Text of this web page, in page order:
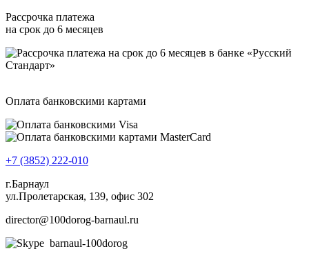
Рассрочка платежа
на срок до 6 месяцев
Оплата банковскими картами
+7 (3852) 222-010
г.Барнаул
ул.Пролетарская, 139, офис 302
director@100dorog-barnaul.ru
barnaul-100dorog